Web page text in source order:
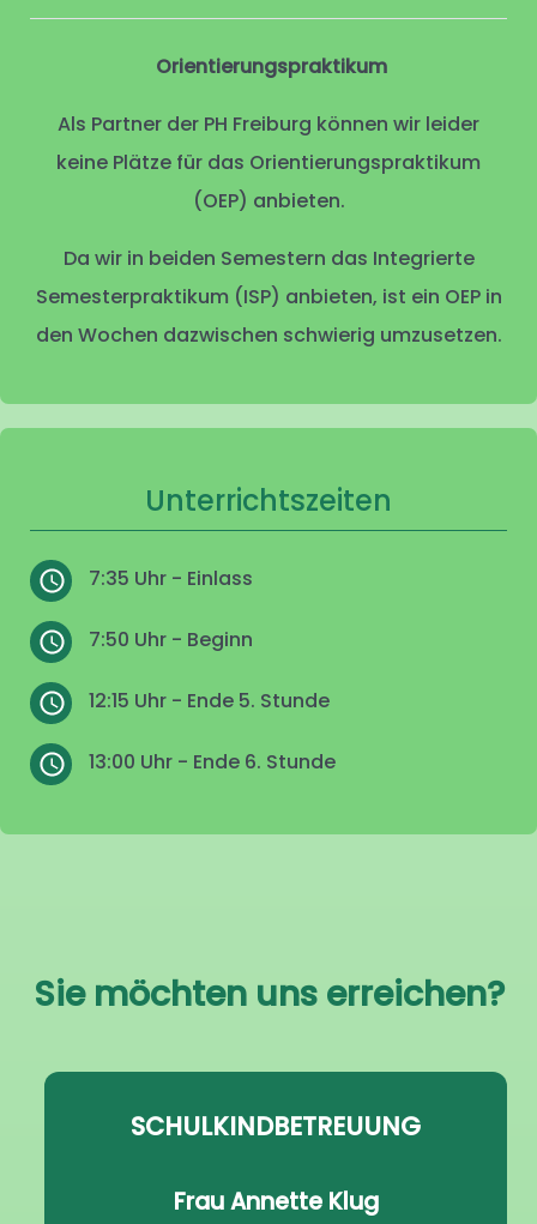
Orientierungspraktikum
Als Partner der PH Freiburg können wir leider
keine Plätze für das Orientierungspraktikum
(OEP) anbieten.
Da wir in beiden Semestern das Integrierte
Semesterpraktikum (ISP) anbieten, ist ein OEP in
den Wochen dazwischen schwierig umzusetzen.
Unterrichtszeiten
7:35 Uhr - Einlass
7:50 Uhr - Beginn
12:15 Uhr - Ende 5. Stunde
13:00 Uhr - Ende 6. Stunde
Sie möchten uns erreichen?
SCHULKINDBETREUUNG
Frau Annette Klug